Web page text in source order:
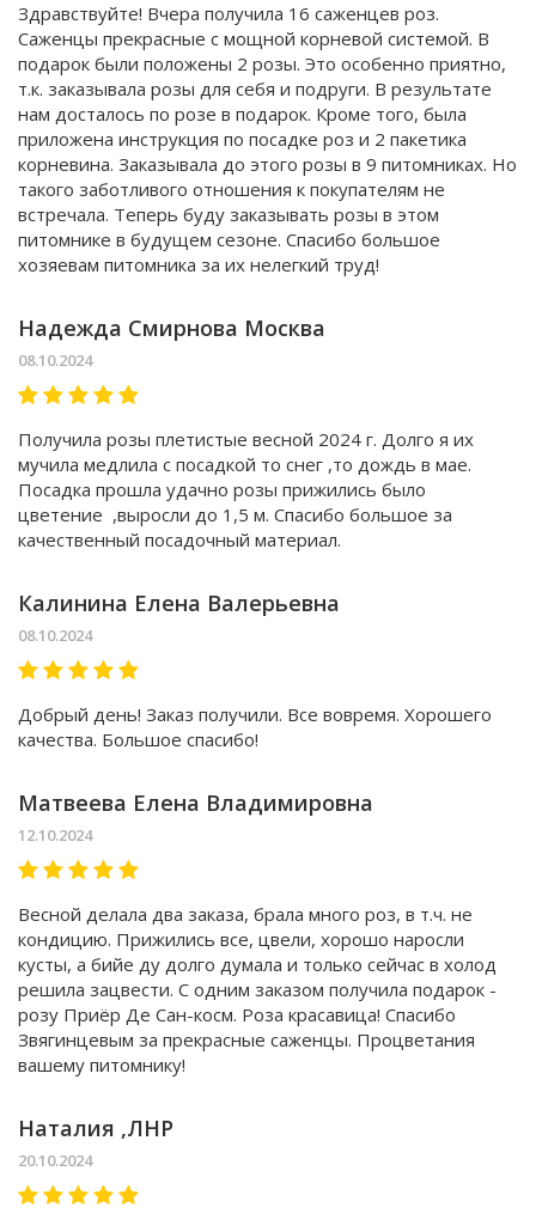
Здравствуйте! Вчера получила 16 саженцев роз.
Саженцы прекрасные с мощной корневой системой. В
подарок были положены 2 розы. Это особенно приятно,
т.к. заказывала розы для себя и подруги. В результате
нам досталось по розе в подарок. Кроме того, была
приложена инструкция по посадке роз и 2 пакетика
корневина. Заказывала до этого розы в 9 питомниках. Но
такого заботливого отношения к покупателям не
встречала. Теперь буду заказывать розы в этом
питомнике в будущем сезоне. Спасибо большое
хозяевам питомника за их нелегкий труд!
Надежда Смирнова Москва
08.10.2024
Получила розы плетистые весной 2024 г. Долго я их
мучила медлила с посадкой то снег ,то дождь в мае.
Посадка прошла удачно розы прижились было
цветение ,выросли до 1,5 м. Спасибо большое за
качественный посадочный материал.
Калинина Елена Валерьевна
08.10.2024
Добрый день! Заказ получили. Все вовремя. Хорошего
качества. Большое спасибо!
Матвеева Елена Владимировна
12.10.2024
Весной делала два заказа, брала много роз, в т.ч. не
кондицию. Прижились все, цвели, хорошо наросли
кусты, а бийе ду долго думала и только сейчас в холод
решила зацвести. С одним заказом получила подарок -
розу Приёр Де Сан-косм. Роза красавица! Спасибо
Звягинцевым за прекрасные саженцы. Процветания
вашему питомнику!
Наталия ,ЛНР
20.10.2024